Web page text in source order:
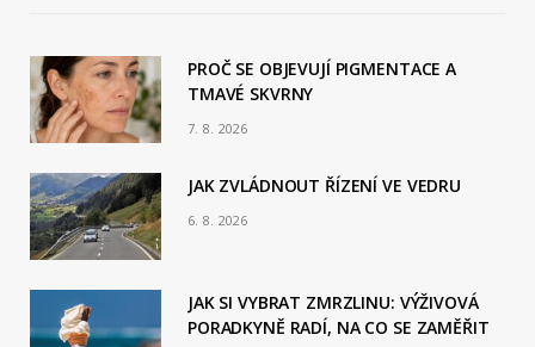
b
o
k
PROČ SE OBJEVUJÍ PIGMENTACE A
TMAVÉ SKVRNY
7. 8. 2026
JAK ZVLÁDNOUT ŘÍZENÍ VE VEDRU
6. 8. 2026
JAK SI VYBRAT ZMRZLINU: VÝŽIVOVÁ
PORADKYNĚ RADÍ, NA CO SE ZAMĚŘIT